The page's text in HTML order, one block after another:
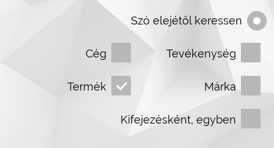
Szó elejétől keressen
Cég Tevékenység
Termék Márka
Kifejezésként, egyben